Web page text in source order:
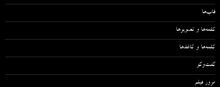
قاب‌ها
کلمه‌ها و تصویرها
کلمه‌ها و کاغذها
گفت‌وگو
مرور فیلم